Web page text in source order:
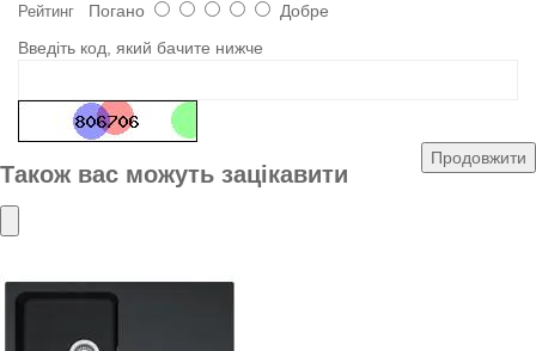
Рейтинг Погано
Добре
Введіть код, який бачите нижче
Продовжити
Також вас можуть зацікавити